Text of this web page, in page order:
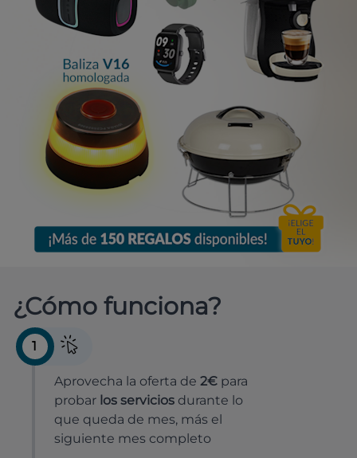
¿Cómo funciona?
1
Aprovecha la oferta de 2€ para
probar los servicios durante lo
que queda de mes, más el
siguiente mes completo